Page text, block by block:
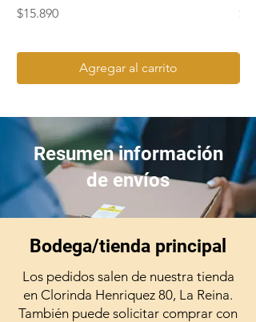
Precio
$15.890
Agregar al carrito
Resumen información
de envíos
Bodega/tienda principal
Los pedidos salen de nuestra tienda
en Clorinda Henriquez 80, La Reina.
También puede solicitar comprar con